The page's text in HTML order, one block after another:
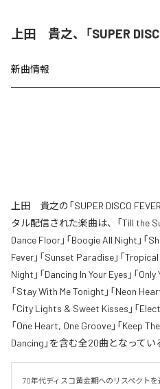
上田 貴之、「SUPER
新曲情報
上田 貴之の「SUPER DISCO
タル配信された楽曲は、「Till the
Dance Floor」「Boogie All Night」「
Fever」「Sunset Paradise」「
Night」「Dancing In Your Eyes」「
「Stay With Me Tonight」「Neon
「City Lights & Sweet Kisses」「
「One Heart, One Groove」「Keep
Dancing」を含む全20曲となってい
70年代ディスコ黄金期へのリスペクト